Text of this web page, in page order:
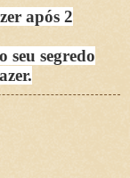
após 2
seu segredo